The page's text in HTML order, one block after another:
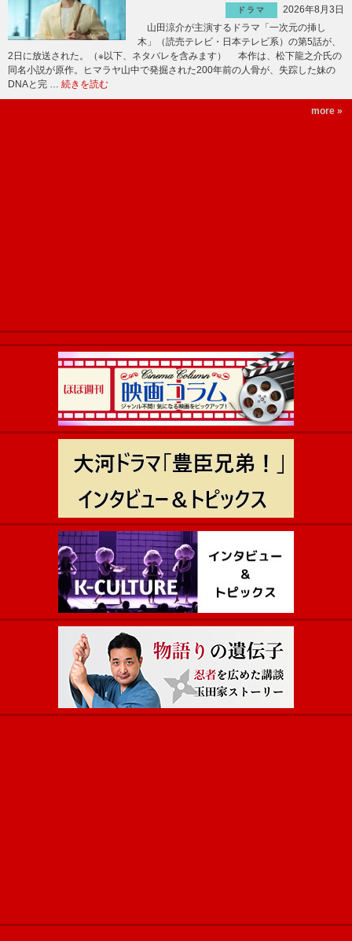
ドラマ
2026年8月3日
山田涼介が主演するドラマ「一次元の挿し
木」（読売テレビ・日本テレビ系）の第5話が、
2日に放送された。（※以下、ネタバレを含みます） 本作は、松下龍之介氏の
同名小説が原作。ヒマラヤ山中で発掘された200年前の人骨が、失踪した妹の
DNAと完 … 続きを読む
more »